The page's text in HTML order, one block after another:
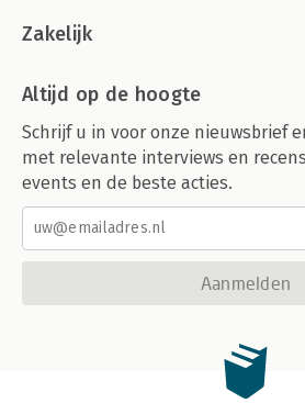
Zakelijk
Altijd op de hoogte
Schrijf u in voor onze nieuwsbrief
met relevante interviews en
events en de beste acties.
Aanmelden